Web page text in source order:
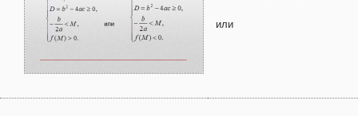
или